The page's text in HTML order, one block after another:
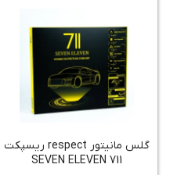
گلس مانیتور respect ریسپکت
711 SEVEN ELEVEN